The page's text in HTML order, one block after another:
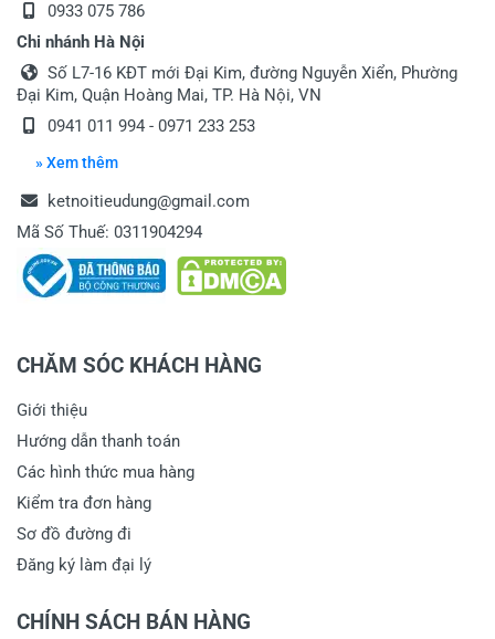
Viết nhận xét về sản phẩm
Họ và tên*
Tiêu đề của nhận xét*
Viết nhận xét của bạn vào bên dưới
0933 075 786
Chi nhánh Hà Nội
Số L7-16 KĐT mới Đại Kim, đường Nguyễn Xiển, Phường
Đại Kim, Quận Hoàng Mai, TP. Hà Nội, VN
0941 011 994 - 0971 233 253
» Xem thêm
ketnoitieudung@gmail.com
Mã Số Thuế: 0311904294
CHĂM SÓC KHÁCH HÀNG
Giới thiệu
Hướng dẫn thanh toán
Các hình thức mua hàng
Kiểm tra đơn hàng
Sơ đồ đường đi
Đăng ký làm đại lý
CHÍNH SÁCH BÁN HÀNG